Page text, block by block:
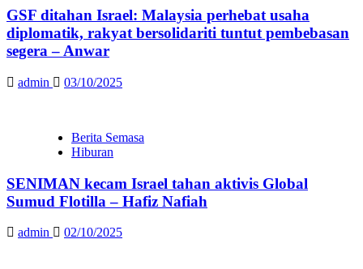
GSF ditahan Israel: Malaysia perhebat usaha
diplomatik, rakyat bersolidariti tuntut pembebasan
segera – Anwar
admin 03/10/2025
Berita Semasa
Hiburan
SENIMAN kecam Israel tahan aktivis Global
Sumud Flotilla – Hafiz Nafiah
admin 02/10/2025